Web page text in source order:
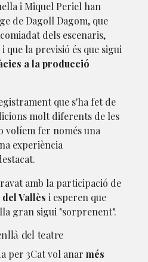
i Miquel Periel han
de Dagoll Dagom, que
dels escenaris,
que la previsió és que sigui
a la producció
que s'ha fet de
molt diferents de les
volíem fer només una
experiència
amb la participació de
Vallès i esperen que
gran sigui "sorprenent".
del teatre
per 3Cat vol anar més